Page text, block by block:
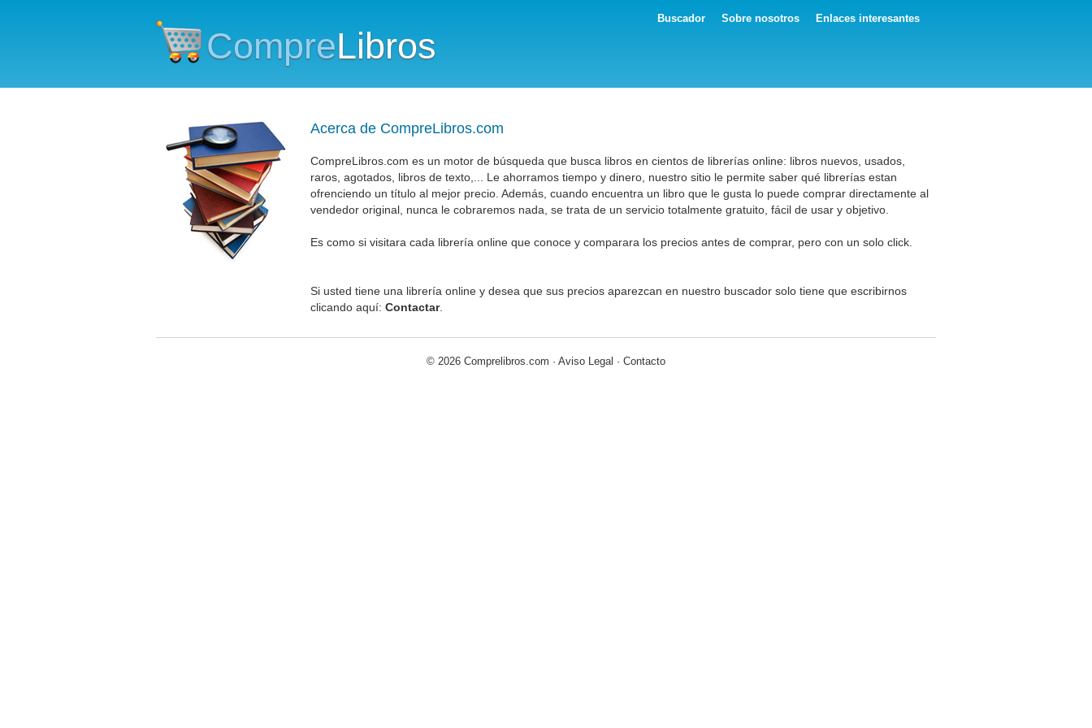
Buscador Sobre nosotros Enlaces interesantes
CompreLibros
Acerca de CompreLibros.com
CompreLibros.com es un motor de búsqueda que busca libros en cientos de librerías online: libros nuevos, usados,
raros, agotados, libros de texto,... Le ahorramos tiempo y dinero, nuestro sitio le permite saber qué librerías estan
ofrenciendo un título al mejor precio. Además, cuando encuentra un libro que le gusta lo puede comprar directamente al
vendedor original, nunca le cobraremos nada, se trata de un servicio totalmente gratuito, fácil de usar y objetivo.
Es como si visitara cada librería online que conoce y comparara los precios antes de comprar, pero con un solo click.
Si usted tiene una librería online y desea que sus precios aparezcan en nuestro buscador solo tiene que escribirnos
clicando aquí: Contactar.
© 2026 Comprelibros.com · Aviso Legal · Contacto